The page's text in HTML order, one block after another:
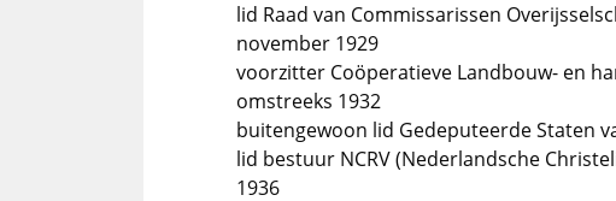
lid Raad van Commissarissen
november 1929
voorzitter Coöperatieve Landbouw- en
omstreeks 1932
buitengewoon lid Gedeputeerde Staten
lid bestuur NCRV (Nederlandsche
1936